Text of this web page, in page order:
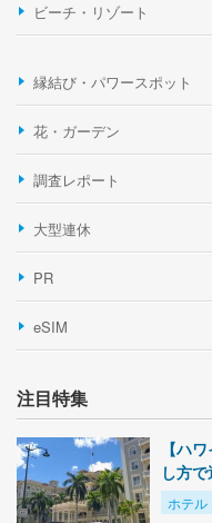
ビーチ・リゾート
縁結び・パワースポット
花・ガーデン
調査レポート
大型連休
PR
eSIM
注目特集
【ハ
し方
ホテル